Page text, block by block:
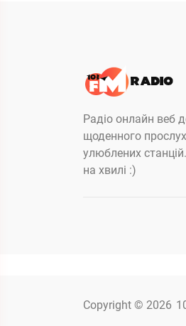
Радіо онлайн веб
щоденного
улюблених
на хвилі :)
Copyright © 2026